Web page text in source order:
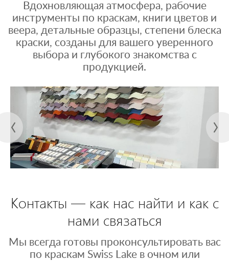
Вдохновляющая атмосфера, рабочие
инструменты по краскам, книги цветов и
веера, детальные образцы, степени блеска
краски, созданы для вашего уверенного
выбора и глубокого знакомства с
продукцией.
Контакты — как нас найти и как с
нами связаться
Мы всегда готовы проконсультировать вас
по краскам Swiss Lake в очном или